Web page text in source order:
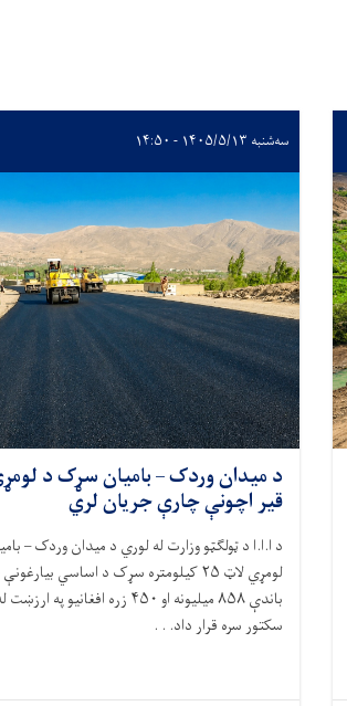
سه‌شنبه ۱۴۰۵/۵/۱۳ - ۱۴:۵۰
د میدان وردک – بامیان سړک د
قیر اچونې چارې جریان لري
د ا.ا.ا د ټولګټو وزارت له لوري د میدان وردک –
لومړي لاټ ۲۵کیلومتره سړک د اساسي
باندې۸۵۸میلیونه او ۴۵۰ زره افغانیو په
سکتور سره قرار داد. . .